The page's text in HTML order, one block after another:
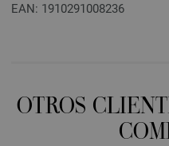
EAN: 1910291008236
OTROS